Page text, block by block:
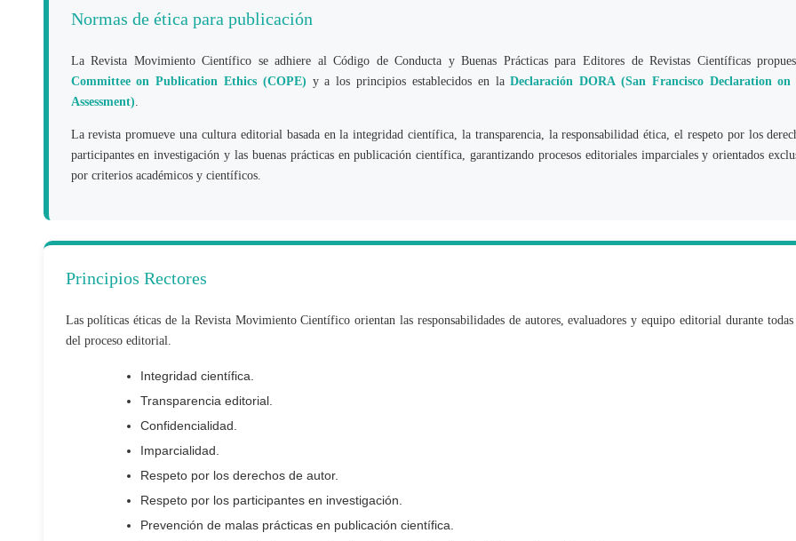
Normas de ética para publicación
La Revista Movimiento Científico se adhiere al Código de Conducta y Buenas Prácticas para Editores de Revistas Científicas
Committee on Publication Ethics (COPE) y a los principios establecidos en laDeclaración DORA (San Francisco Declaration on
Assessment)
La revista promueve una cultura editorial basada en la integridad científica, la transparencia, la responsabilidad ética, el respeto por los
participantes en investigación y las buenas prácticas en publicación científica, garantizando procesos editoriales imparciales y orientados
por criterios académicos y científicos.
Principios Rectores
Las políticas éticas de la Revista Movimiento Científico orientan las responsabilidades de autores, evaluadores y equipo editorial durante todas
del proceso editorial.
Integridad científica.
Transparencia editorial.
Confidencialidad.
Imparcialidad.
Respeto por los derechos de autor.
Respeto por los participantes en investigación.
Prevención de malas prácticas en publicación científica.